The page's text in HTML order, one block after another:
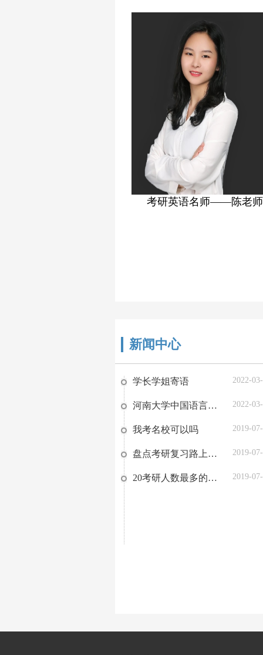
考研政治名师——高老师
新闻中心
2022-
学长学姐寄语
2022-
河南大学中国语言文学复习方略
2019-
我考名校可以吗
2019-
盘点考研复习路上的那些阻碍，你有吗？
2019-
20考研人数最多的省份TOP9